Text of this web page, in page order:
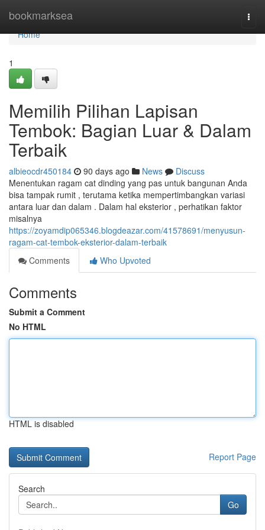
bookmarksea
Home
Home
1
Memilih Pilihan Lapisan
Tembok: Bagian Luar & Dalam
Terbaik
albieocdr450184 90 days ago News
Discuss
Menentukan ragam cat dinding yang pas untuk bangunan Anda
bisa tampak rumit , terutama ketika mempertimbangkan variasi
antara luar dan dalam . Dalam hal eksterior , perhatikan faktor
misalnya
https://zoyamdip065346.blogdeazar.com/41578691/menyusun-
ragam-cat-tembok-eksterior-dalam-terbaik
Comments
Who Upvoted
Comments
Submit a Comment
No HTML
HTML is disabled
Report Page
Search
Go